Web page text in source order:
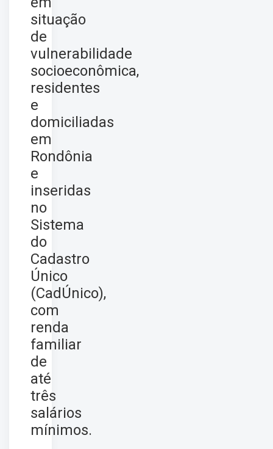
situação
de
vulnerabilidade
socioeconômica,
residentes
e
domiciliadas
em
Rondônia
e
inseridas
no
Sistema
do
Cadastro
Único
(CadÚnico),
com
renda
familiar
de
até
três
salários
mínimos.